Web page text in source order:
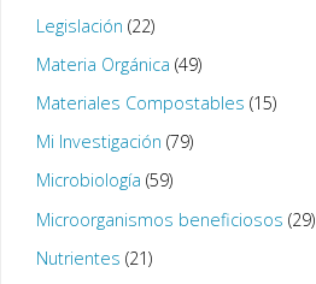
Legislación (22)
Materia Orgánica (49)
Materiales Compostables (15)
Mi Investigación (79)
Microbiología (59)
Microorganismos beneficiosos (29)
Nutrientes (21)